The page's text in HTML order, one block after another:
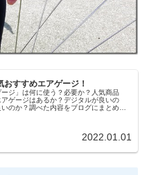
おすすめエアゲージ！
ジ」は何に使う？必要か？人気商品
ゲージはあるか？デジタルが良いの
のか？調べた内容をブログにまとめて
2022.01.01